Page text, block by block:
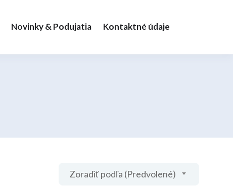
Novinky & Podujatia Kontaktné údaje
Zoradiť podľa (Predvolené)